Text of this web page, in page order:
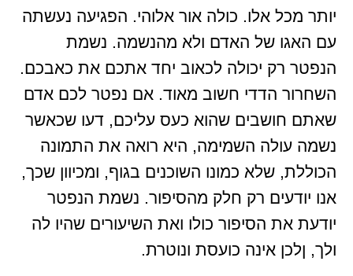
יותר מכל אלו. כולה אור אלוהי. הפגיעה נעשתה
עם האגו של האדם ולא מהנשמה. נשמת
הנפטר רק יכולה לכאוב יחד אתכם את כאבכם.
השחרור הדדי חשוב מאוד. אם נפטר לכם אדם
שאתם חושבים שהוא כעס עליכם, דעו שכאשר
נשמה עולה השמימה, היא רואה את התמונה
הכוללת, שלא כמונו השוכנים בגוף, ומכיוון שכך,
אנו יודעים רק חלק מהסיפור. נשמת הנפטר
יודעת את הסיפור כולו ואת השיעורים שהיו לה
ולך, ןלכן אינה כועסת ונוטרת.